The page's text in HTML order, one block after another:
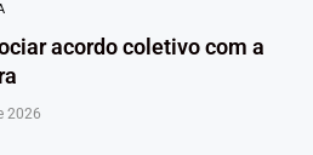
acordo coletivo com a
2026